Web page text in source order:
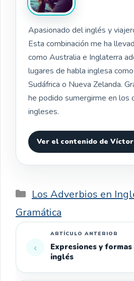
Apasionado del inglés y
Esta combinación me ha
como Australia e Inglaterra
lugares de habla inglesa
Sudáfrica o Nueva Zelanda.
he podido sumergirme en los
ingleses.
Ver el contenido de
Categorías
Los Adverbios en
Gramática
Expresiones y
inglés